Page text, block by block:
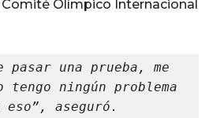
Olímpico Internacional
pasar una prueba, me
tengo ningún problema
eso”, aseguró.